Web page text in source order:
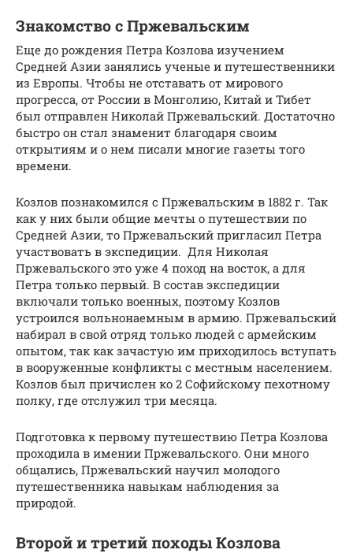
Знакомство с Пржевальским
Еще до рождения Петра Козлова изучением
Средней Азии занялись ученые и путешественники
из Европы. Чтобы не отставать от мирового
прогресса, от России в Монголию, Китай и Тибет
был отправлен Николай Пржевальский. Достаточно
быстро он стал знаменит благодаря своим
открытиям и о нем писали многие газеты того
времени.
Козлов познакомился с Пржевальским в 1882 г. Так
как у них были общие мечты о путешествии по
Средней Азии, то Пржевальский пригласил Петра
участвовать в экспедиции. Для Николая
Пржевальского это уже 4 поход на восток, а для
Петра только первый. В состав экспедиции
включали только военных, поэтому Козлов
устроился вольнонаемным в армию. Пржевальский
набирал в свой отряд только людей с армейским
опытом, так как зачастую им приходилось вступать
в вооруженные конфликты с местным населением.
Козлов был причислен ко 2 Софийскому пехотному
полку, где отслужил три месяца.
Подготовка к первому путешествию Петра Козлова
проходила в имении Пржевальского. Они много
общались, Пржевальский научил молодого
путешественника навыкам наблюдения за
природой.
Второй и третий походы Козлова